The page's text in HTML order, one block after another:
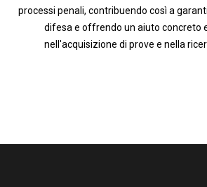
processi penali, contribuendo così a
difesa e offrendo un aiuto concreto
nell'acquisizione di prove e nella